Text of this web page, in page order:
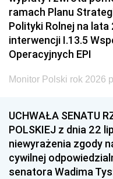
ramach Planu
Polityki Rolnej na
interwencji I.13.5
Operacyjnych EPI
Monitor Polski rok 2026
UCHWAŁA SENATU
POLSKIEJ z dnia 22
niewyrażenia zgody
cywilnej
senatora Wadima